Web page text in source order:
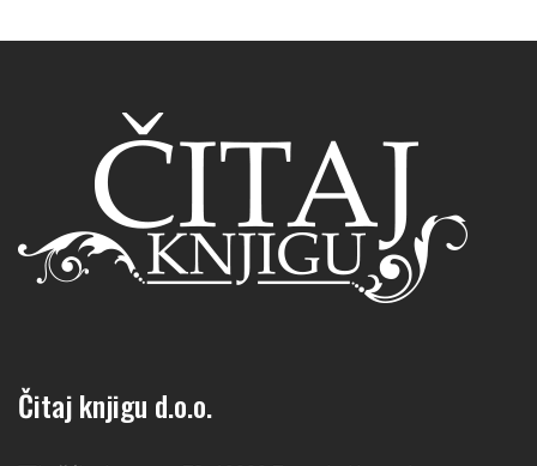
Čitaj knjigu d.o.o.